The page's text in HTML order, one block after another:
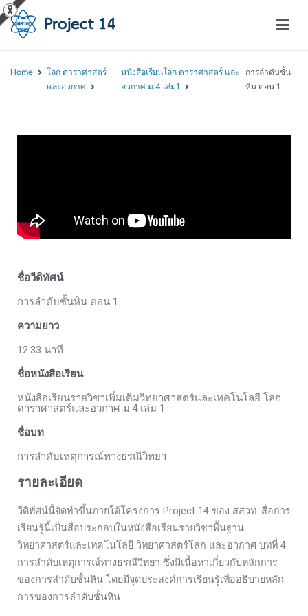
Home
โลก ดาราศาสตร์
และอวกาศ
หนังสือเรียนโลก ดาราศาสตร์ และ
อวกาศ ม.4 เล่ม1
การลำดับชั้น
หิน ตอน 1
ชื่อวีดิทัศน์
การลำดับชั้นหิน ตอน 1
ความยาว
12.33 นาที
ชื่อหนังสือเรียน
หนังสือเรียนรายวิชาเพิ่มเติมวิทยาศาสตร์และเทคโนโลยี โลก
ดาราศาสตร์และอวกาศ ม.4 เล่ม 1
ชื่อบท
การลำดับเหตุการณ์ทางธรณีวิทยา
รายละเอียด
วีดิทัศน์นี้จัดทำขึ้นภายใต้โครงการ Project 14 ของ สสวท. สื่อการ
เรียนรู้นี้เป็นสื่อประกอบในหนังสือเรียนรายวิชาพื้นฐาน
วิทยาศาสตร์และเทคโนโลยี วิทยาศาสตร์โลก และอวกาศ บทที่ 4
การลำดับเหตุการณ์ทางธรณีวิทยา ซึ่งมีเนื้อหาเกี่ยวกับหลักการ
ของการลำดับชั้นหิน โดยมีจุดประสงค์การเรียนรู้เพื่ออธิบายหลัก
การของการลำดับชั้นหิน